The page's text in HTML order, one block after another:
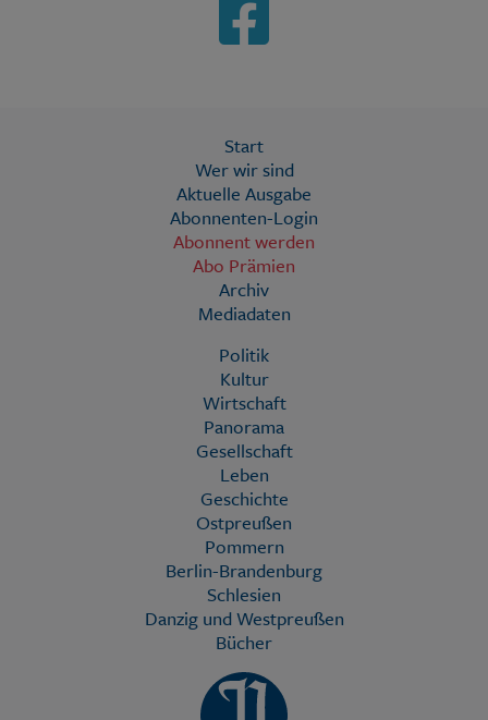
Start
Wer wir sind
Aktuelle Ausgabe
Abonnenten-Login
Abonnent werden
Abo Prämien
Archiv
Mediadaten
Politik
Kultur
Wirtschaft
Panorama
Gesellschaft
Leben
Geschichte
Ostpreußen
Pommern
Berlin-Brandenburg
Schlesien
Danzig und Westpreußen
Bücher